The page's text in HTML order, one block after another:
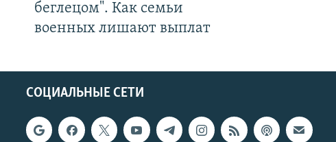
беглецом". Как семьи
военных лишают выплат
СОЦИАЛЬНЫЕ СЕТИ